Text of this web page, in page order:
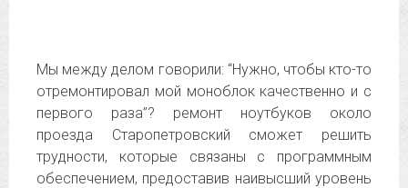
Мы между делом говорили: “Нужно, чтобы кто-то
отремонтировал мой моноблок качественно и с
первого раза”? ремонт ноутбуков около
проезда Старопетровский сможет решить
трудности, которые связаны с программным
обеспечением, предоставив наивысший уровень